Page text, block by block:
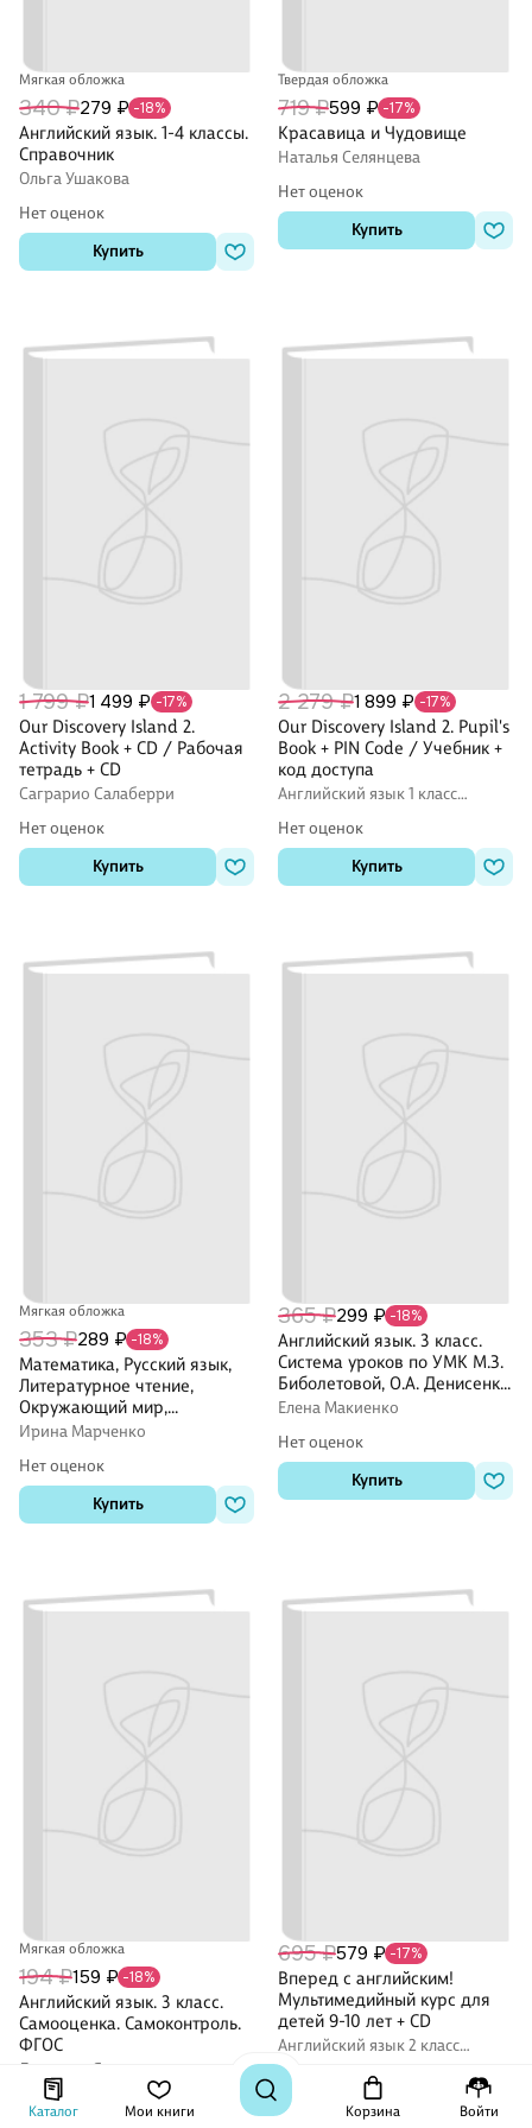
Каталог Мои книги Корзина Войти
Мягкая обложка
340 ₽279 ₽ -18%
Английский язык. 1-4 классы.
Справочник
Ольга Ушакова
Нет оценок
Купить
Твердая обложка
719 ₽599 ₽ -17%
Красавица и Чудовище
Наталья Селянцева
Нет оценок
Купить
1 799 ₽1 499 ₽ -17%
Our Discovery Island 2.
Activity Book + CD / Рабочая
тетрадь + CD
Саграрио Салаберри
Нет оценок
Купить
2 279 ₽1 899 ₽ -17%
Our Discovery Island 2. Pupil's
Book + PIN Code / Учебник +
код доступа
Английский язык 1 класс
Нет оценок
Купить
Мягкая обложка
353 ₽289 ₽ -18%
Математика, Русский язык,
Литературное чтение,
Окружающий мир,
Английский язык. 3 класс.
школьника
Ирина Марченко
Нет оценок
Купить
365 ₽299 ₽ -18%
Английский язык. 3 класс.
Система уроков по УМК М.З.
Биболетовой, О.А. Денисенко,
Н.Н. трубаневой "Enjoy
Елена Макиенко
Нет оценок
Купить
Мягкая обложка
194 ₽159 ₽ -18%
Английский язык. 3 класс.
Самооценка. Самоконтроль.
ФГОС
Людмила Якимова
Нет оценок
695 ₽579 ₽ -17%
Вперед с английским!
Мультимедийный курс для
детей 9-10 лет + CD
Английский язык 2 класс
учебные пособия
Нет оценок
Купить